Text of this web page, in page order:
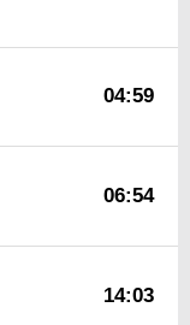
04:59
06:54
14:03